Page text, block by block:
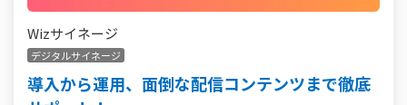
Wizサイネージ
デジタルサイネージ
導入から運用、面倒な配信コンテンツまで徹底